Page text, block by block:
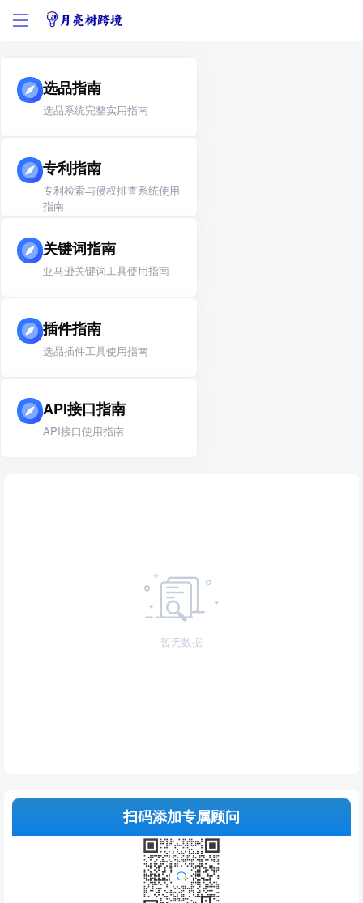
选品指南
选品系统完整实用指南
专利指南
专利检索与侵权排查系统使用
指南
关键词指南
亚马逊关键词工具使用指南
插件指南
选品插件工具使用指南
API接口指南
API接口使用指南
暂无数据
扫码添加专属顾问